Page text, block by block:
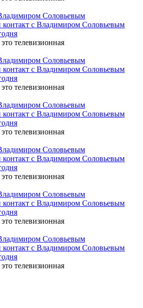
с Владимиром Соловьевым
телевизионная
с Владимиром Соловьевым
телевизионная
с Владимиром Соловьевым
телевизионная
с Владимиром Соловьевым
телевизионная
с Владимиром Соловьевым
телевизионная
с Владимиром Соловьевым
телевизионная